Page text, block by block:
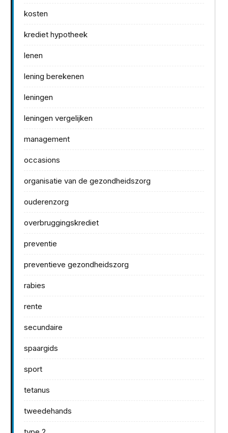
kosten
krediet hypotheek
lenen
lening berekenen
leningen
leningen vergelijken
management
occasions
organisatie van de gezondheidszorg
ouderenzorg
overbruggingskrediet
preventie
preventieve gezondheidszorg
rabies
rente
secundaire
spaargids
sport
tetanus
tweedehands